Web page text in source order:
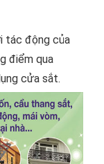
tác động của
điểm qua
cửa sắt.